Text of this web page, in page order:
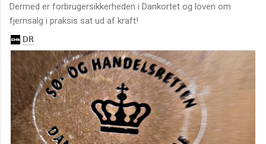
Dermed er forbrugersikkerheden i Dankortet og loven om
fjernsalg i praksis sat ud af kraft!